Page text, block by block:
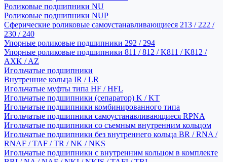
Роликовые подшипники NU
Роликовые подшипники NUP
Сферические роликовые самоустанавливающиеся 213 / 222 /
230 / 240
Упорные роликовые подшипники 292 / 294
Упорные роликовые подшипники 811 / 812 / K811 / K812 /
AXK / AZ
Игольчатые подшипники
Внутренние кольца IR / LR
Игольчатые муфты типа HF / HFL
Игольчатые подшипники (сепаратор) K / KT
Игольчатые подшипники комбинированного типа
Игольчатые подшипники самоустанавливающиеся RPNA
Игольчатые подшипники со съемным внутренним кольцом
Игольчатые подшипники без внутреннего кольца BR / RNA /
RNAF / TAF / TR / NK / NKS
Игольчатые подшипники с внутренним кольцом в комплекте